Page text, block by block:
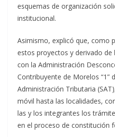
esquemas de organización
institucional.
Asimismo, explicó que, como
estos proyectos y derivado de
con la Administración
Contribuyente de Morelos “1”
Administración Tributaria
móvil hasta las localidades,
las y los integrantes los
en el proceso de constitución